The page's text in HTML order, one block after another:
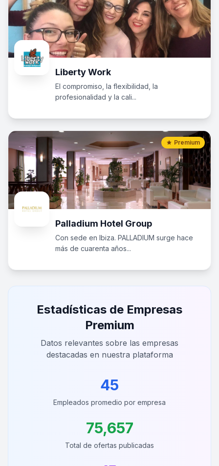
Liberty Work
El compromiso, la flexibilidad, la
profesionalidad y la cali...
Premium
Palladium Hotel Group
Con sede en Ibiza. PALLADIUM surge hace
más de cuarenta años...
Estadísticas de Empresas
Premium
Datos relevantes sobre las empresas
destacadas en nuestra plataforma
45
Empleados promedio por empresa
75,657
Total de ofertas publicadas